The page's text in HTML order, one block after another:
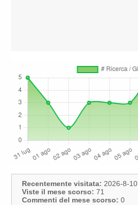
Recentemente visitata: 2026-8-10
Viste il mese scorso: 71
Commenti del mese scorso: 0